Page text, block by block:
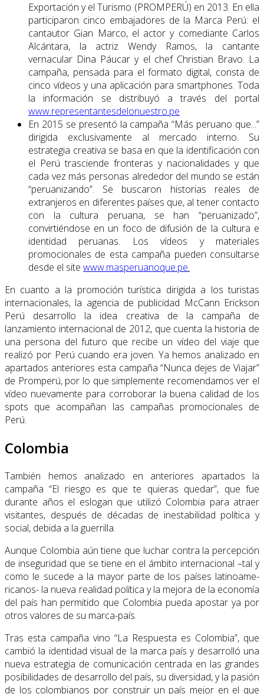
Exportación y el Turismo (PROMPE­RÚ) en 2013. En ella
participaron cinco embajadores de la Marca Perú: el
cantautor Gian Marco, el actor y comediante Carlos
Alcántara, la actriz Wendy Ramos, la cantante
vernacular Dina Páucar y el chef Christian Bravo. La
campaña, pensada para el formato digital, consta de
cinco vídeos y una aplicación para smartphones. Toda
la información se distribuyó a través del portal
www.representantesdelonuestro.pe
En 2015 se presentó la campaña “Más peruano que...”
dirigida exclusivamente al mercado interno. Su
estrategia creativa se basa en que la identificación con
el Perú trasciende fronteras y nacionalidades y que
cada vez más personas alrededor del mundo se están
“peruanizando”. Se buscaron historias reales de
extranjeros en diferentes países que, al tener contacto
con la cultura peruana, se han “peruaniza­do”,
convirtiéndose en un foco de difusión de la cultura e
identidad peruanas. Los vídeos y materiales
promocionales de esta campaña pueden consultarse
desde el site www.masperuanoque.pe.
En cuanto a la promoción turística dirigida a los turistas
internacionales, la agencia de publicidad McCann Erickson
Perú desarrollo la idea creativa de la campaña de
lanzamiento internacional de 2012, que cuenta la historia de
una persona del futuro que recibe un vídeo del viaje que
realizó por Perú cuando era joven. Ya hemos analizado en
apartados anteriores esta campaña “Nunca dejes de Viajar”
de Promperú, por lo que simplemente recomendamos ver el
vídeo nuevamente para corroborar la buena calidad de los
spots que acompañan las campañas promocionales de
Perú.
Colombia
También hemos analizado en anteriores apartados la
campaña “El riesgo es que te quieras quedar”, que fue
durante años el eslogan que utilizó Colombia para atraer
visitantes, después de décadas de inestabilidad política y
social, debida a la guerrilla.
Aunque Colombia aún tiene que luchar contra la percepción
de inseguridad que se tiene en el ámbito internacional –tal y
como le sucede a la mayor parte de los países latinoame­
ricanos- la nueva realidad política y la mejora de la economía
del país han permitido que Colombia pueda apostar ya por
otros valores de su marca-país.
Tras esta campaña vino “La Respuesta es Colombia”, que
cambió la identidad visual de la marca país y desarrolló una
nueva estrategia de comunicación centrada en las grandes
posibilidades de desarrollo del país, su diversidad, y la pasión
de los colombianos por construir un país mejor en el que